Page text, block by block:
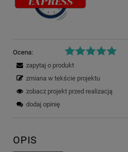
Ocena:
zapytaj o produkt
zmiana w tekście projektu
zobacz projekt przed realizacją
dodaj opinię
OPIS